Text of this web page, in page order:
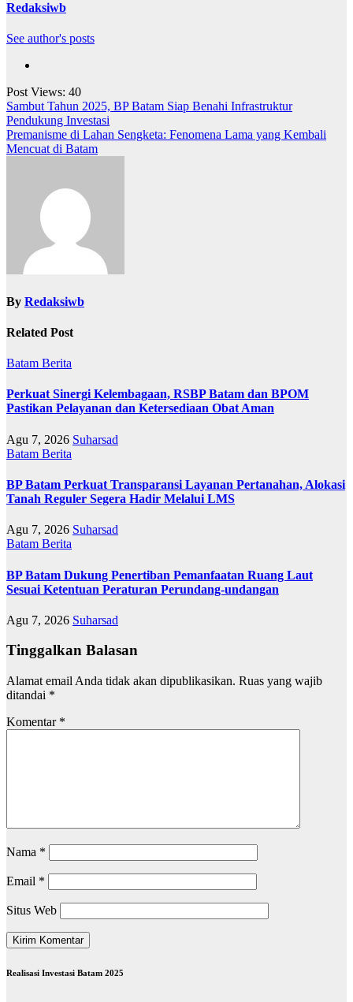
Redaksiwb
See author's posts
Post Views: 40
Navigasi
pos
Sambut Tahun 2025, BP Batam Siap Benahi Infrastruktur
Pendukung Investasi
Premanisme di Lahan Sengketa: Fenomena Lama yang Kembali
Mencuat di Batam
By Redaksiwb
Related Post
Batam Berita
Perkuat Sinergi Kelembagaan, RSBP Batam dan BPOM
Pastikan Pelayanan dan Ketersediaan Obat Aman
Agu 7, 2026 Suharsad
Batam Berita
BP Batam Perkuat Transparansi Layanan Pertanahan, Alokasi
Tanah Reguler Segera Hadir Melalui LMS
Agu 7, 2026 Suharsad
Batam Berita
BP Batam Dukung Penertiban Pemanfaatan Ruang Laut
Sesuai Ketentuan Peraturan Perundang-undangan
Agu 7, 2026 Suharsad
Tinggalkan Balasan
Alamat email Anda tidak akan dipublikasikan. Ruas yang wajib
ditandai *
Komentar *
Nama *
Email *
Situs Web
Realisasi Investasi Batam 2025